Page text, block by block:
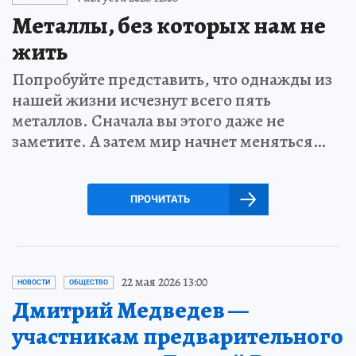
Металлы, без которых нам не
жить
Попробуйте представить, что однажды из
нашей жизни исчезнут всего пять
металлов. Сначала вы этого даже не
заметите. А затем мир начнет меняться…
ПРОЧИТАТЬ
НОВОСТИ ОБЩЕСТВО 22 мая 2026 13:00
Дмитрий Медведев —
участникам предварительного